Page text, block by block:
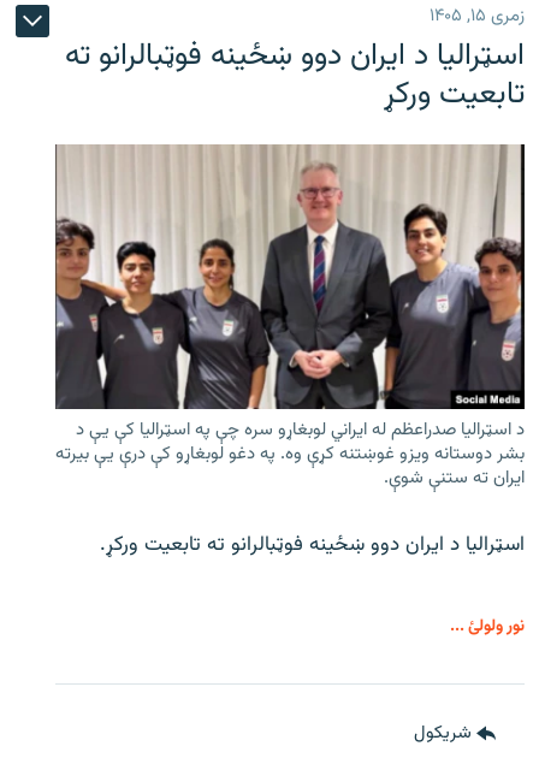
زمری ۱۵, ۱۴۰۵
اسټرالیا د ایران دوو ښځینه فوټبالرانو ته
تابعیت ورکړ
د اسټرالیا صدراعظم له ایراني لوبغاړو سره چې په اسټرالیا کې يې د
بشر دوستانه ویزو غوښتنه کړې وه. په دغو لوبغاړو کې درې يې بیرته
ایران ته ستنې شوې.
اسټرالیا د ایران دوو ښځینه فوټبالرانو ته تابعیت ورکړ.
نور ولولئ ...
شريکول